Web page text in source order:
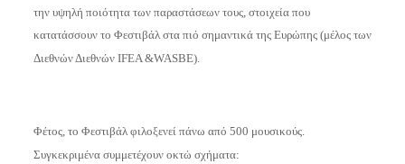
την υψηλή ποιότητα των παραστάσεων τους, στοιχεία που
κατατάσσουν το Φεστιβάλ στα πιό σημαντικά της Ευρώπης (μέλος των
Διεθνών Διεθνών IFEA &WASBE).
Φέτος, το Φεστιβάλ φιλοξενεί πάνω από 500 μουσικούς.
Συγκεκριμένα συμμετέχουν οκτώ σχήματα: